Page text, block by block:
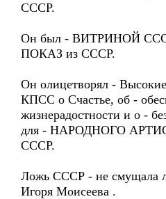
СССР.
Он был - ВИТРИНОЙ
ПОКАЗ из СССР.
Он олицетворял -
КПСС о Счастье, об -
жизнерадостности и о -
для - НАРОДНОГО
СССР.
Ложь СССР - не смущала
Игоря Моисеева .